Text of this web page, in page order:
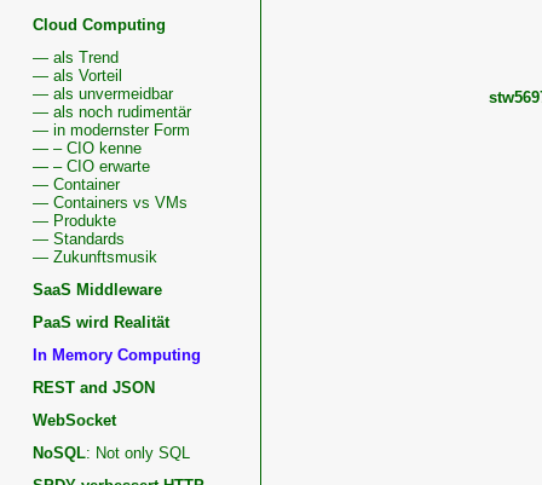
Cloud Computing
— als Trend
— als Vorteil
— als unvermeidbar
— als noch rudimentär
— in modernster Form
— – CIO kenne
— – CIO erwarte
— Container
— Containers vs VMs
— Produkte
— Standards
— Zukunftsmusik
SaaS Middleware
PaaS wird Realität
In Memory Computing
REST and JSON
WebSocket
NoSQL: Not only SQL